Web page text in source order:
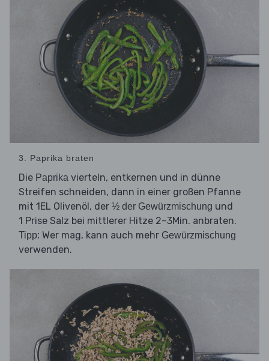
3. Paprika braten
Die Paprika vierteln, entkernen und in dünne
Streifen schneiden, dann in einer großen Pfanne
mit 1EL Olivenöl, der ½ der Gewürzmischung und
1 Prise Salz bei mittlerer Hitze 2–3Min. anbraten.
Tipp: Wer mag, kann auch mehr Gewürzmischung
verwenden.